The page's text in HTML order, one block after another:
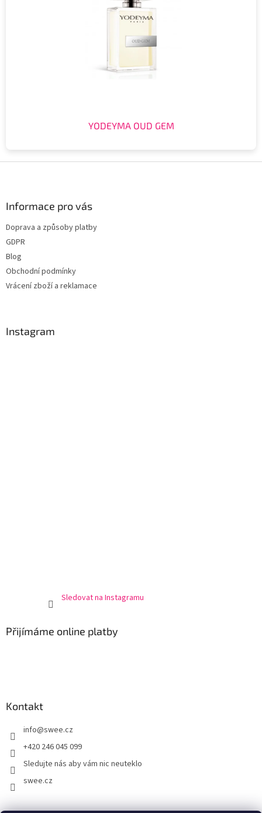
YODEYMA OUD GEM
Informace pro vás
Doprava a způsoby platby
GDPR
Blog
Obchodní podmínky
Vrácení zboží a reklamace
Instagram
Sledovat na Instagramu
Přijímáme online platby
Kontakt
info@swee.cz
+420 246 045 099
Sledujte nás aby vám nic neuteklo
swee.cz